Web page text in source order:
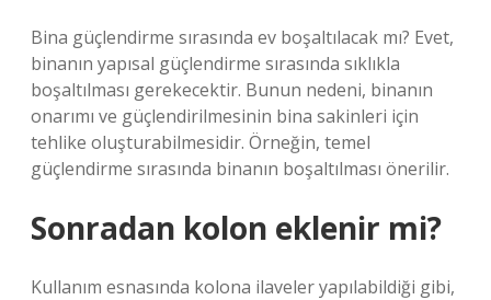
Bina güçlendirme sırasında ev boşaltılacak mı? Evet,
binanın yapısal güçlendirme sırasında sıklıkla
boşaltılması gerekecektir. Bunun nedeni, binanın
onarımı ve güçlendirilmesinin bina sakinleri için
tehlike oluşturabilmesidir. Örneğin, temel
güçlendirme sırasında binanın boşaltılması önerilir.
Sonradan kolon eklenir mi?
Kullanım esnasında kolona ilaveler yapılabildiği gibi,